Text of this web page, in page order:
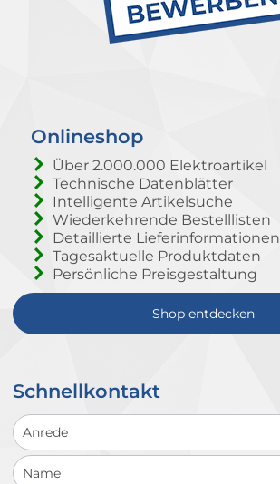
Onlineshop
Über 2.000.000 Elektroartikel
Technische Datenblätter
Intelligente Artikelsuche
Wiederkehrende Bestelllisten
Detaillierte Lieferinformationen
Tagesaktuelle Produktdaten
Persönliche Preisgestaltung
Shop entdecken
Schnellkontakt
Schnellkontakt